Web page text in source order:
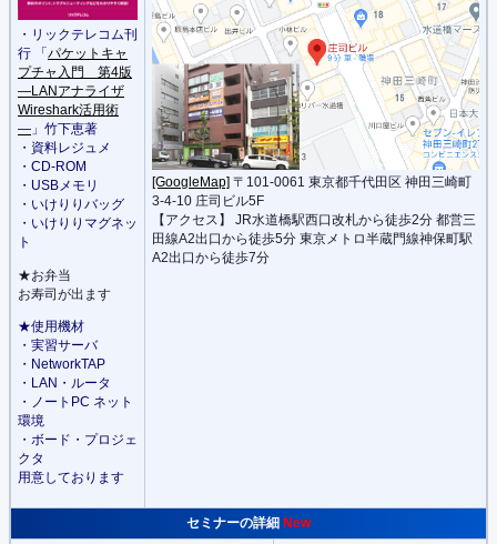
・リックテレコム刊
行 「 パケットキャ
プチャ入門 第4版
―LANアナライザ
Wireshark活用術
― 」 竹下恵著
・資料レジュメ
・CD-ROM
・USBメモリ
・いけりりバッグ
・いけりりマグネッ
ト
★お弁当
お寿司が出ます
★使用機材
・実習サーバ
・NetworkTAP
・LAN・ルータ
・ノートPC ネット
環境
・ボード・プロジェ
クタ
用意しております
[GoogleMap] 〒101-0061 東京都千代田区 神田三崎町
3-4-10 庄司ビル5F
【アクセス】 JR水道橋駅西口改札から徒歩2分 都営三
田線A2出口から徒歩5分 東京メトロ半蔵門線神保町駅
A2出口から徒歩7分
セミナーの詳細 New